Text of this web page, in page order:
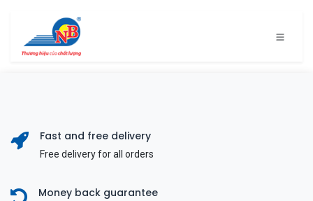
Fast and free delivery
Free delivery for all orders
Money back guarantee